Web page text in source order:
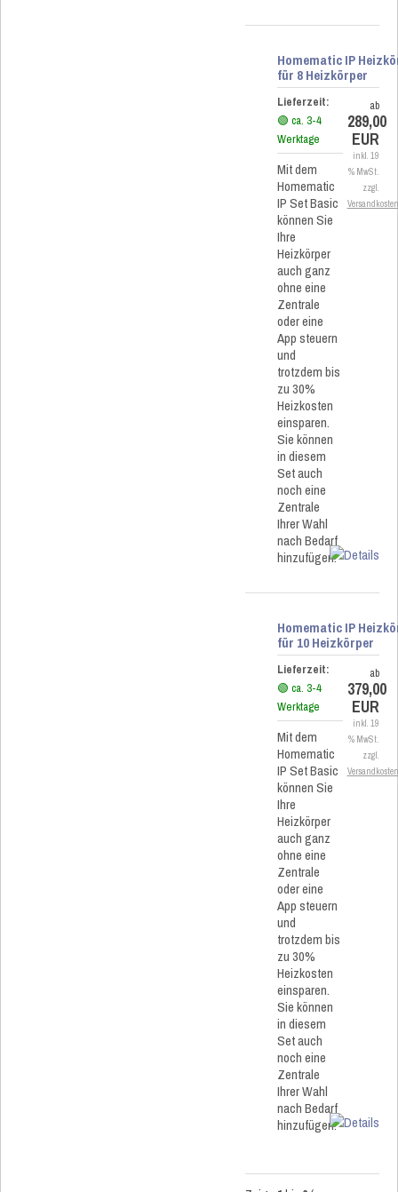
Homematic IP
für 8 Heizkörper
Lieferzeit:
🟢 ca. 3-4
Werktage
Mit dem
Homematic
IP Set Basic
können Sie
Ihre
Heizkörper
auch ganz
ohne eine
Zentrale
oder eine
App steuern
und
trotzdem bis
zu 30%
Heizkosten
einsparen.
Sie können
in diesem
Set auch
noch eine
Zentrale
Ihrer Wahl
nach Bedarf
hinzufügen.
ab
289,00
EUR
inkl. 19
% MwSt.
zzgl.
Versandkosten
Homematic IP
für 10 Heizkörper
Lieferzeit:
🟢 ca. 3-4
Werktage
Mit dem
Homematic
IP Set Basic
können Sie
Ihre
Heizkörper
auch ganz
ohne eine
Zentrale
oder eine
App steuern
und
trotzdem bis
zu 30%
Heizkosten
einsparen.
Sie können
in diesem
Set auch
noch eine
Zentrale
Ihrer Wahl
nach Bedarf
hinzufügen.
ab
379,00
EUR
inkl. 19
% MwSt.
zzgl.
Versandkosten